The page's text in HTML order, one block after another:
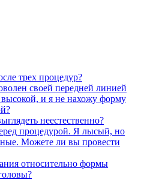
трех процедур?
своей передней линией
и я не нахожу форму
неестественно?
процедурой. Я лысый, но
Можете ли вы провести
относительно формы